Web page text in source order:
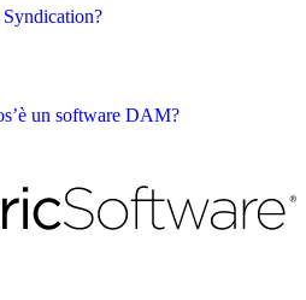
Syndication?
un software DAM?